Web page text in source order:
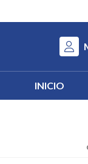
INICIO